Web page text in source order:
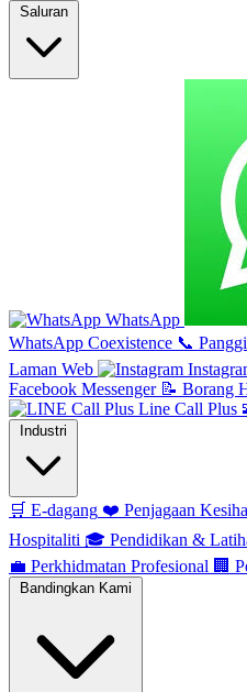
Saluran
WhatsApp
WhatsApp Coexistence 📞
Laman Web
Facebook Messenger 📝 Borang
Line Call Plus
Industri
🛒 E-dagang ❤️ Penjagaan
Hospitaliti 🎓 Pendidikan &
💼 Perkhidmatan Profesional 🏢
Bandingkan Kami